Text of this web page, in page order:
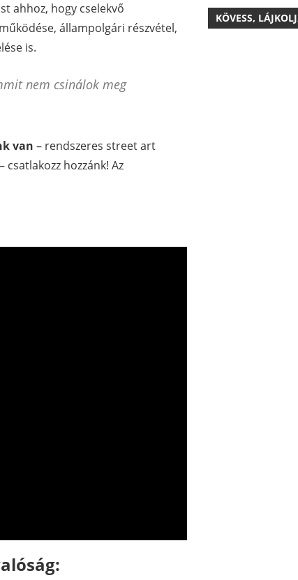
ahhoz, hogy cselekvő
állampolgári részvétel,
is.
nem csinálok meg
van – rendszeres street art
csatlakozz hozzánk! Az
KÖVESS,